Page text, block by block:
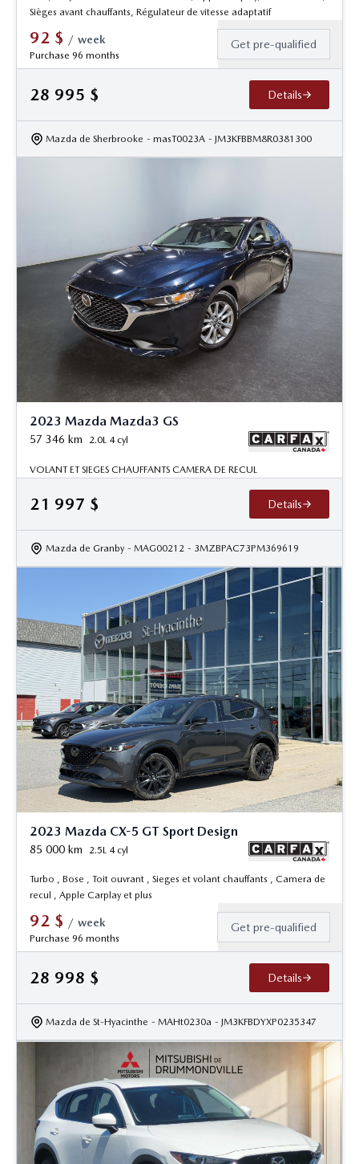
Sièges avant chauffants, Régulateur de vitesse adaptatif
92 $ / week
Purchase 96 months
Get pre-qualified
28 995 $ Details
Mazda de Sherbrooke - masT0023A - JM3KFBBM8R0381300
2023 Mazda Mazda3 GS
57 346 km 2.0L 4 cyl
VOLANT ET SIEGES CHAUFFANTS CAMERA DE RECUL
21 997 $ Details
Mazda de Granby - MAG00212 - 3MZBPAC73PM369619
2023 Mazda CX-5 GT Sport Design
85 000 km 2.5L 4 cyl
Turbo , Bose , Toit ouvrant , Sieges et volant chauffants , Camera de
recul , Apple Carplay et plus
92 $ / week
Purchase 96 months
Get pre-qualified
28 998 $ Details
Mazda de St-Hyacinthe - MAHt0230a - JM3KFBDYXP0235347